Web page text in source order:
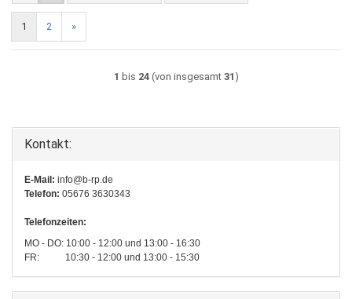
1 2 »
1 bis 24(von insgesamt 31)
Kontakt:
E-Mail: info@b-rp.de
Telefon: 05676 3630343
Telefonzeiten:
MO - DO: 10:00 - 12:00 und 13:00 - 16:30
FR: 10:30 - 12:00 und 13:00 - 15:30